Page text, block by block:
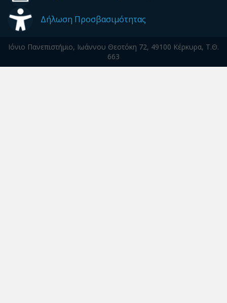
Δήλωση Προσβασιμότητας
Ιόνιο Πανεπιστήμιο, Ιωάννου Θεοτόκη 72, 49100 Κέρκυρα, Τ.Θ.
663